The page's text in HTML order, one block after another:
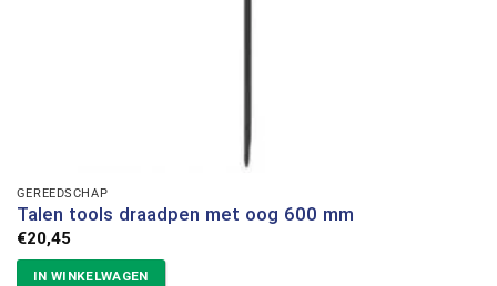
GEREEDSCHAP
Talen tools draadpen met oog 600 mm
€20,45
IN WINKELWAGEN